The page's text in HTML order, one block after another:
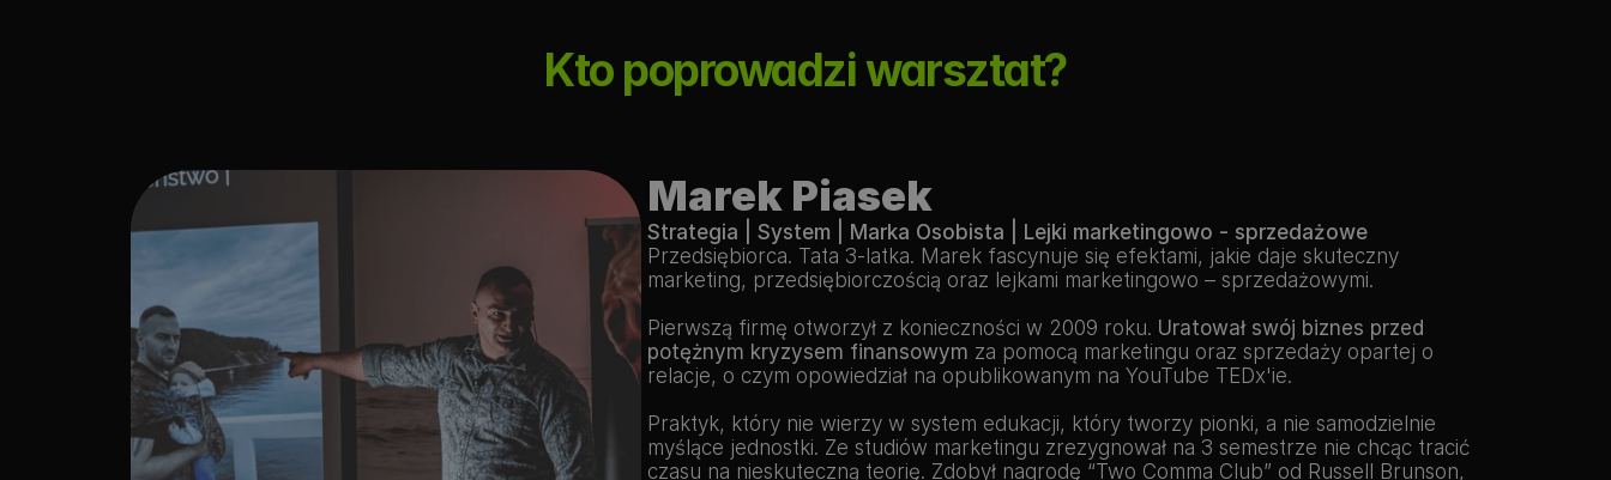
Kto poprowadzi warsztat?
Marek Piasek
Strategia | System | Marka Osobista | Lejki marketingowo - sprzedażowe
Przedsiębiorca. Tata 3-latka. Marek fascynuje się efektami, jakie daje skuteczny
marketing, przedsiębiorczością oraz lejkami marketingowo – sprzedażowymi.
Pierwszą firmę otworzył z konieczności w 2009 roku. Uratował swój biznes przed
potężnym kryzysem finansowym za pomocą marketingu oraz sprzedaży opartej o
relacje, o czym opowiedział na opublikowanym na YouTube TEDx'ie.
Praktyk, który nie wierzy w system edukacji, który tworzy pionki, a nie samodzielnie
myślące jednostki. Ze studiów marketingu zrezygnował na 3 semestrze nie chcąc tracić
czasu na nieskuteczną teorię. Zdobył nagrodę “Two Comma Club” od Russell Brunson,